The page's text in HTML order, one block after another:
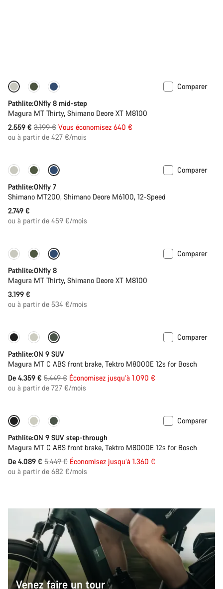
-20%
Comparer
Pathlite:ONfly 8 mid-step
Magura MT Thirty, Shimano Deore XT M8100
2.559 € Prix
3.199 € Vous économisez 640 €
ou à partir de 427 €/mois
Comparer
Pathlite:ONfly 7
Shimano MT200, Shimano Deore M6100, 12-Speed
2.749 €
ou à partir de 459 €/mois
Comparer
Pathlite:ONfly 8
Magura MT Thirty, Shimano Deore XT M8100
3.199 €
ou à partir de 534 €/mois
-20%
Comparer
Pathlite:ON 9 SUV
Magura MT C ABS front brake, Tektro M8000E 12s for Bosch
De 4.359 € Prix
5.449 € Économisez jusqu’à 1.090 €
ou à partir de 727 €/mois
-25%
Comparer
Pathlite:ON 9 SUV step-through
Magura MT C ABS front brake, Tektro M8000E 12s for Bosch
De 4.089 € Prix
5.449 € Économisez jusqu’à 1.360 €
ou à partir de 682 €/mois
Venez faire un tour